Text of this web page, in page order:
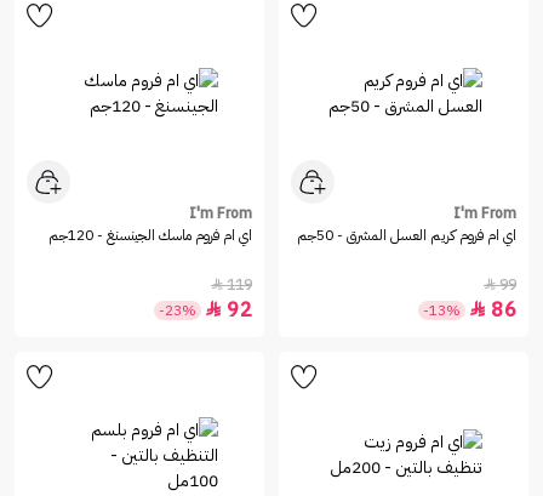
I'm From
اي ام فروم كريم العسل المشرق - 50جم
99

86

-13%
I'm From
اي ام فروم ماسك الجينسنغ - 120جم
119

92

-23%